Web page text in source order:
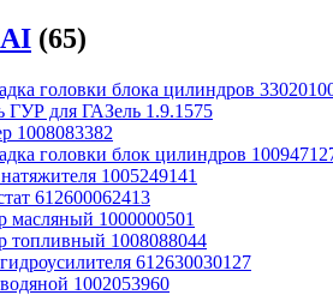
(65)
головки блока цилиндров
ГУР для ГАЗель 1.9.1575
1008083382
головки блок цилиндров
1005249141
612600062413
масляный 1000000501
топливный 1008088044
612630030127
1002053960